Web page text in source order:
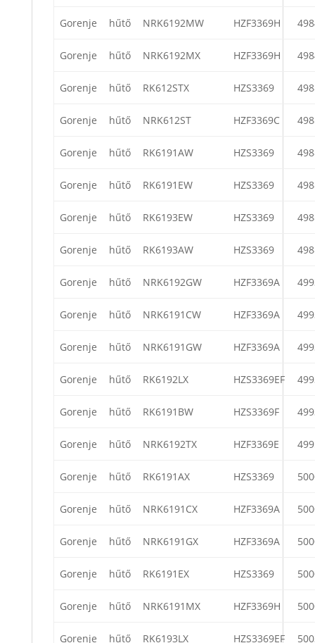
Gorenje hűtő NRK6192MW HZF3369H
Gorenje hűtő NRK6192MX HZF3369H
Gorenje hűtő RK612STX HZS3369
Gorenje hűtő NRK612ST HZF3369C
Gorenje hűtő RK6191AW HZS3369
Gorenje hűtő RK6191EW HZS3369
Gorenje hűtő RK6193EW HZS3369
Gorenje hűtő RK6193AW HZS3369
Gorenje hűtő NRK6192GW HZF3369A
Gorenje hűtő NRK6191CW HZF3369A
Gorenje hűtő NRK6191GW HZF3369A
Gorenje hűtő RK6192LX HZS3369EF
Gorenje hűtő RK6191BW HZS3369F
Gorenje hűtő NRK6192TX HZF3369E
Gorenje hűtő RK6191AX HZS3369
Gorenje hűtő NRK6191CX HZF3369A
Gorenje hűtő NRK6191GX HZF3369A
Gorenje hűtő RK6191EX HZS3369
Gorenje hűtő NRK6191MX HZF3369H
Gorenje hűtő RK6193LX HZS3369EF